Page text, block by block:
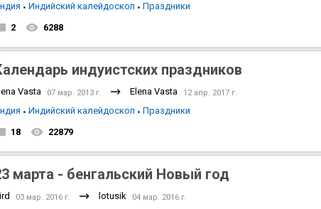
Индийский калейдоскоп
Праздники
2
6288
индуистских праздников
Vasta 07 мар. 2013 г. Elena Vasta 12 апр. 2017 г.
Индийский калейдоскоп
Праздники
18
22879
марта - бенгальский Новый год
03 мар. 2016 г. lotusik 04 мар. 2016 г.